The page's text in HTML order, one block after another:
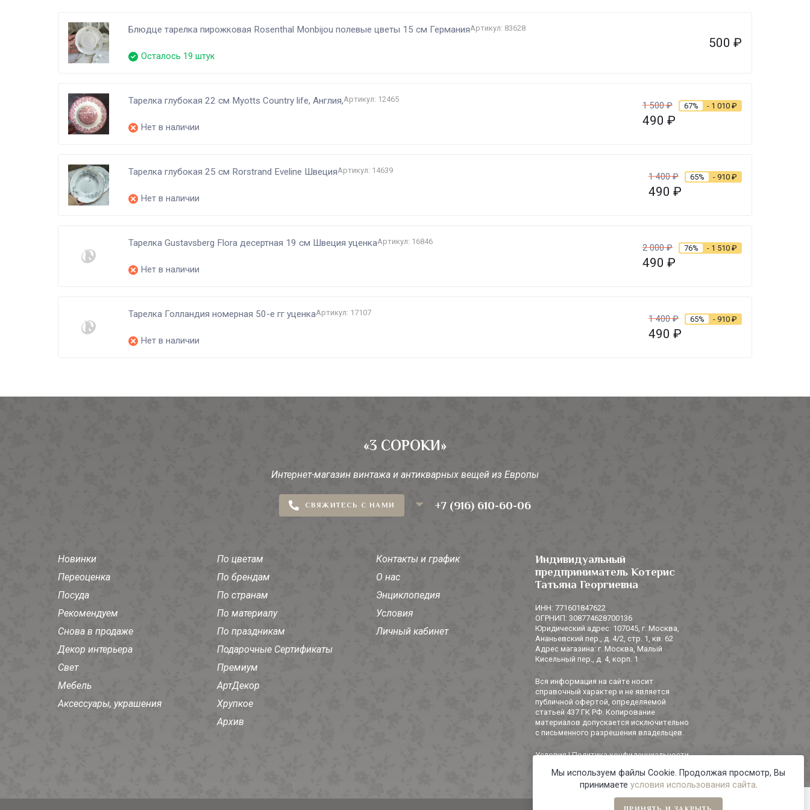
Блюдце тарелка пирожковая Rosenthal Monbijou полевые цветы 15 см ГерманияАртикул: 83628
Осталось 19 штук
500 ₽
Тарелка глубокая 22 cм Myotts Country life, Англия,Артикул: 12465
Нет в наличии
1 500₽ 67% - 1 010 ₽
490 ₽
Тарелка глубокая 25 см Rorstrand Eveline ШвецияАртикул: 14639
Нет в наличии
1 400₽ 65% - 910 ₽
490 ₽
Тарелка Gustavsberg Flora десертная 19 см Швеция уценкаАртикул: 16846
Нет в наличии
2 000₽ 76% - 1 510 ₽
490 ₽
Тарелка Голландия номерная 50-е гг уценкаАртикул: 17107
Нет в наличии
1 400₽ 65% - 910 ₽
490 ₽
«3 СОРОКИ»
Интернет-магазин винтажа и антикварных вещей из Европы
СВЯЖИТЕСЬ С НАМИ +7 (916) 610-60-06
Новинки
Переоценка
Посуда
Рекомендуем
Снова в продаже
Декор интерьера
Свет
Мебель
Аксессуары, украшения
По цветам
По брендам
По странам
По материалу
По праздникам
Подарочные Сертификаты
Премиум
АртДекор
Хрупкое
Архив
Контакты и график
О нас
Энциклопедия
Условия
Личный кабинет
Индивидуальный
предприниматель Котерис
Татьяна Георгиевна
ИНН: 771601847622
ОГРНИП: 308774628700136
Юридический адрес: 107045, г. Москва,
Ананьевский пер., д. 4/2, стр. 1, кв. 62
Адрес магазина: г. Москва, Малый
Кисельный пер., д. 4, корп. 1
Вся информация на сайте носит
справочный характер и не является
публичной офертой, определяемой
статьей 437 ГК РФ. Копирование
материалов допускается исключительно
с письменного разрешения владельцев.
Условия|Политика конфиденциальности
Мы используем файлы Cookie. Продолжая просмотр, Вы
принимаете условия использования сайта.